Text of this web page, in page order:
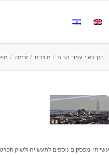
הנך כאן: עמוד הבית / מוצרים / זרימה /
ומפסקים נוספים לתעשייה ולשוק